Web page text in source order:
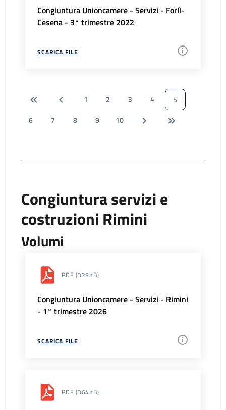
Congiuntura Unioncamere - Servizi - Forlì-
Cesena - 3° trimestre 2022
SCARICA FILE
1 2 3 4
5
6
7 8 9 10
Congiuntura servizi e
costruzioni Rimini
Volumi
PDF (329KB)
Congiuntura Unioncamere - Servizi - Rimini
- 1° trimestre 2026
SCARICA FILE
PDF (364KB)